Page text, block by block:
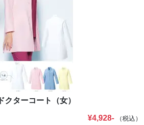
ドクターコート（女）
¥4,928-
（税込）